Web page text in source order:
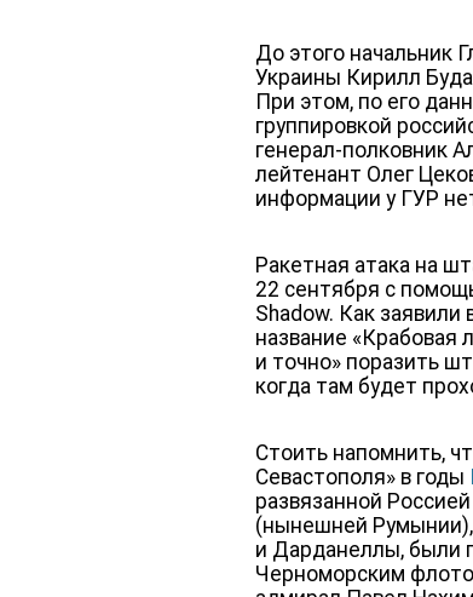
До этого начальник
Украины Кирилл
При этом, по его
группировкой
генерал-полковник
лейтенант Олег
информации у ГУР
Ракетная атака на
22 сентября с
Shadow. Как
название «Крабовая
и точно» поразить
когда там будет
Стоить напомнить,
Севастополя» в годы
развязанной
(нынешней Румынии),
и Дарданеллы, были
Черноморским